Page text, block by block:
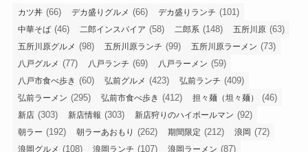
カツ丼 (66) デカ盛りグルメ (66) デカ盛りランチ (101)
中華そば (46) 二郎インスパイア (58) 二郎系 (148) 五所川原 (63)
五所川原グルメ (98) 五所川原ランチ (99) 五所川原ラーメン (73)
八戸グルメ (77) 八戸ランチ (69) 八戸ラーメン (59)
八戸市食べ歩き (60) 弘前グルメ (423) 弘前ランチ (409)
弘前ラーメン (295) 弘前市食べ歩き (412) 担々麺（坦々麺） (46)
新店 (303) 新店情報 (303) 新店狩りのハイボールマン (92)
朝ラー (192) 朝ラーあおもり (262) 期間限定 (212) 浪岡 (72)
浪岡グルメ (108) 浪岡ランチ (107) 浪岡ラーメン (87)